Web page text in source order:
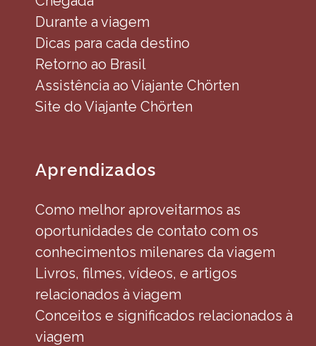
Durante a viagem
Dicas para cada destino
Retorno ao Brasil
Assistência ao Viajante Chörten
Site do Viajante Chörten
Aprendizados
Como melhor aproveitarmos as
oportunidades de contato com os
conhecimentos milenares da viagem
Livros, filmes, vídeos, e artigos
relacionados à viagem
Conceitos e significados relacionados à
viagem